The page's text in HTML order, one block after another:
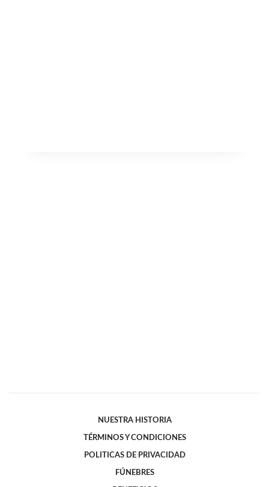
NUESTRA HISTORIA
TÉRMINOS Y CONDICIONES
POLITICAS DE PRIVACIDAD
FÚNEBRES